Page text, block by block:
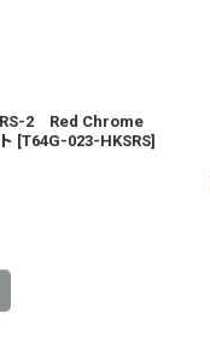
RS-2 Red Chrome
[T64G-023-HKSRS]